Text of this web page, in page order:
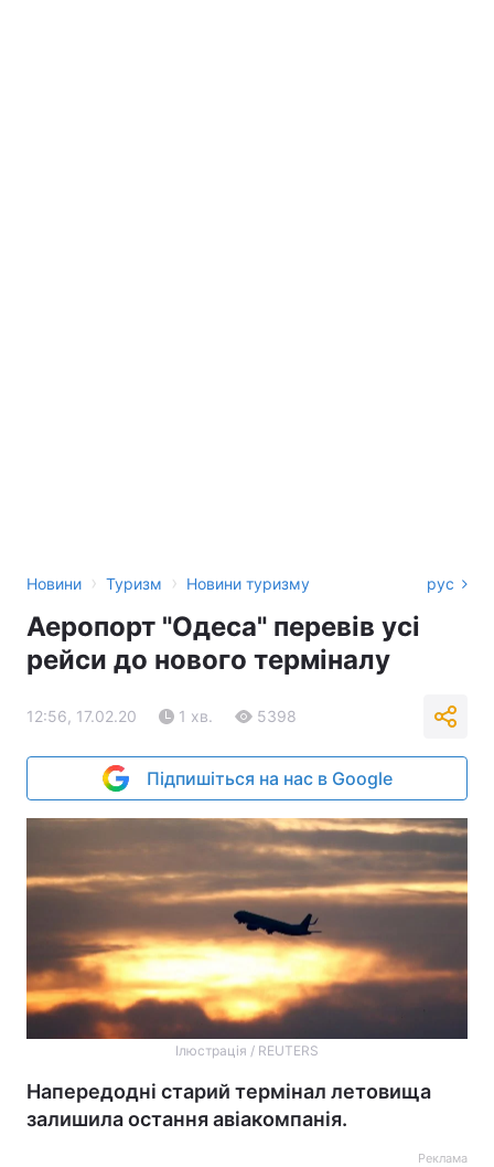
Новини › Туризм › Новини туризму рус
Аеропорт "Одеса" перевів усі
рейси до нового терміналу
12:56, 17.02.20 1 хв. 5398
Підпишіться на нас в Google
Ілюстрація / REUTERS
Напередодні старий термінал летовища
залишила остання авіакомпанія.
Реклама